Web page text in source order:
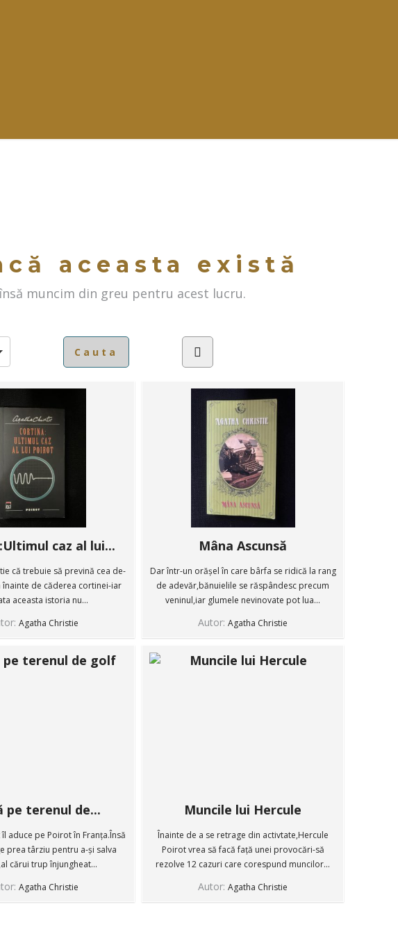
aceasta există
muncim din greu pentru acest lucru.
caz al lui...
că trebuie să prevină cea de-
înainte de căderea cortinei-iar
aceasta istoria nu...
Agatha Christie
Mâna Ascunsă
Dar într-un orășel în care bârfa se ridică la rang
de adevăr,bănuielile se răspândesc precum
veninul,iar glumele nevinovate pot lua...
Autor:Agatha Christie
pe terenul de...
aduce pe Poirot în Franța.Însă
prea târziu pentru a-și salva
cărui trup înjungheat...
Agatha Christie
Muncile lui Hercule
Înainte de a se retrage din activtate,Hercule
Poirot vrea să facă față unei provocări-să
rezolve 12 cazuri care corespund muncilor...
Autor:Agatha Christie